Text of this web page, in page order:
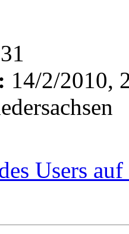
14/2/2010,
Users